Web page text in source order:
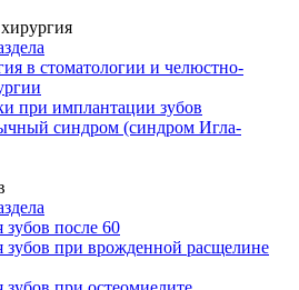
в стоматологии и челюстно-
при имплантации зубов
синдром (синдром Игла-
после 60
при врожденной расщелине